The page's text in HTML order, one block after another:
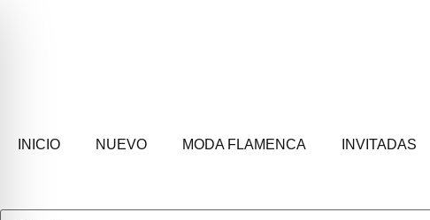
INICIO NUEVO MODA FLAMENCA INVITADAS